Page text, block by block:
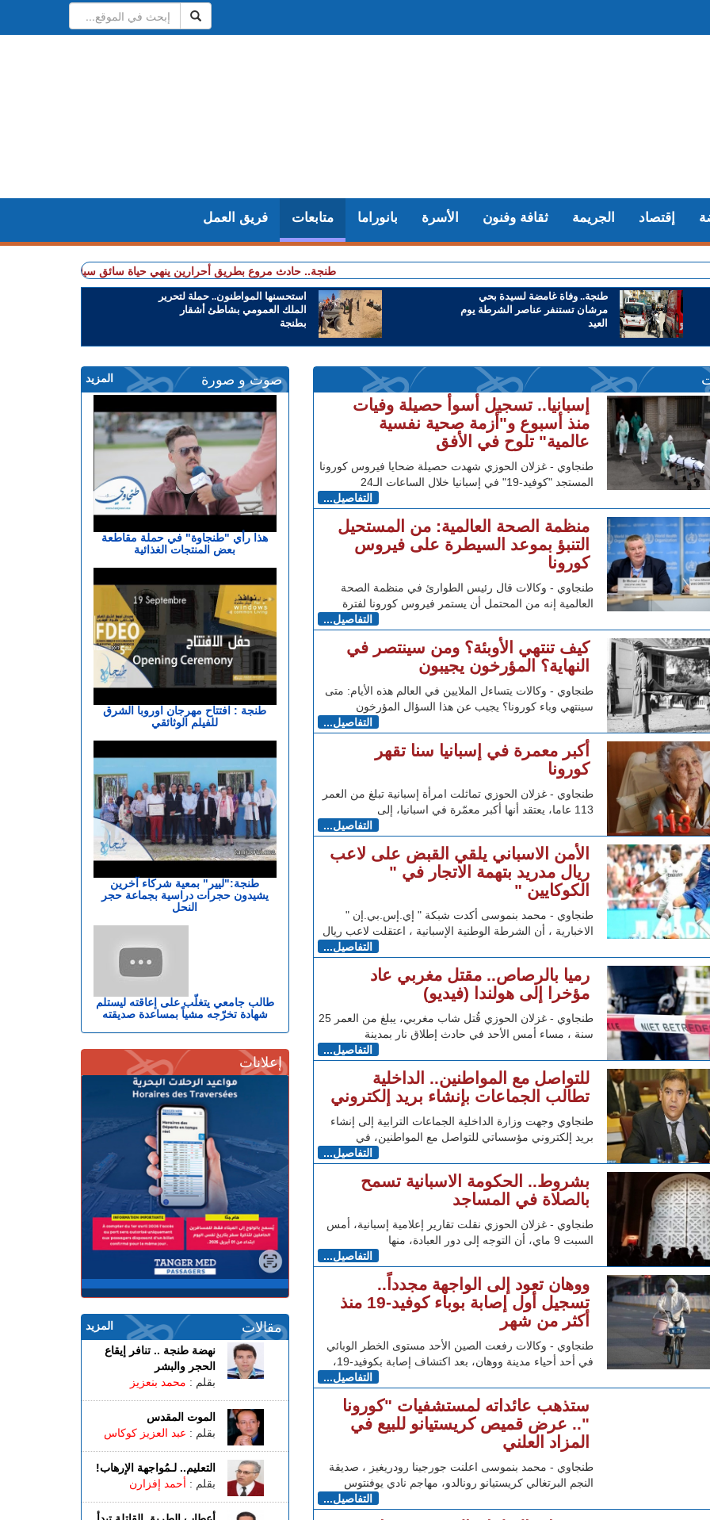
فريق العمل متابعات بانوراما الأسرة ثقافة وفنون الجريمة إقتصاد
+ طنجة.. حادث مروع بطريق أحرارين ينهي حياة سائق سيارة أجرة ويصيب آخرين
استحسنها المواطنون.. حملة لتحرير
الملك العمومي بشاطئ أشقار
بطنجة
طنجة.. وفاة غامضة لسيدة بحي
مرشان تستنفر عناصر الشرطة يوم
العيد
إسبانيا.. تسجيل أسوأ حصيلة وفيات
منذ أسبوع و"أزمة صحية نفسية
عالمية" تلوح في الأفق
طنجاوي - غزلان الحوزي شهدت حصيلة ضحايا فيروس كورونا
المستجد "كوفيد-19" في إسبانيا خلال الساعات الـ24
التفاصيل...
منظمة الصحة العالمية: من المستحيل
التنبؤ بموعد السيطرة على فيروس
كورونا
طنجاوي - وكالات قال رئيس الطوارئ في منظمة الصحة
العالمية إنه من المحتمل أن يستمر فيروس كورونا لفترة
التفاصيل...
كيف تنتهي الأوبئة؟ ومن سينتصر في
النهاية؟ المؤرخون يجيبون
طنجاوي - وكالات يتساءل الملايين في العالم هذه الأيام: متى
سينتهي وباء كورونا؟ يجيب عن هذا السؤال المؤرخون
التفاصيل...
أكبر معمرة في إسبانيا سنا تقهر
كورونا
طنجاوي - غزلان الحوزي تماثلت امرأة إسبانية تبلغ من العمر
113 عاما، يعتقد أنها أكبر معمّرة في اسبانيا، إلى
التفاصيل...
الأمن الاسباني يلقي القبض على لاعب
ريال مدريد بتهمة الاتجار في "
الكوكايين "
طنجاوي - محمد بنموسى أكدت شبكة " إي.إس.بي.إن "
الاخبارية ، أن الشرطة الوطنية الإسبانية ، اعتقلت لاعب ريال
التفاصيل...
رميا بالرصاص.. مقتل مغربي عاد
مؤخرا إلى هولندا (فيديو)
طنجاوي - غزلان الحوزي قُتل شاب مغربي، يبلغ من العمر 25
سنة ، مساء أمس الأحد في حادث إطلاق نار بمدينة
التفاصيل...
للتواصل مع المواطنين.. الداخلية
تطالب الجماعات بإنشاء بريد إلكتروني
طنجاوي وجهت وزارة الداخلية الجماعات الترابية إلى إنشاء
بريد إلكتروني مؤسساتي للتواصل مع المواطنين، في
التفاصيل...
بشروط.. الحكومة الاسبانية تسمح
بالصلاة في المساجد
طنجاوي - غزلان الحوزي نقلت تقارير إعلامية إسبانية، أمس
السبت 9 ماي، أن التوجه إلى دور العبادة، منها
التفاصيل...
ووهان تعود إلى الواجهة مجدداً..
تسجيل أول إصابة بوباء كوفيد-19 منذ
أكثر من شهر
طنجاوي - وكالات رفعت الصين الأحد مستوى الخطر الوبائي
في أحد أحياء مدينة ووهان، بعد اكتشاف إصابة بكوفيد-19،
التفاصيل...
ستذهب عائداته لمستشفيات "كورونا
".. عرض قميص كريستيانو للبيع في
المزاد العلني
طنجاوي - محمد بنموسى اعلنت جورجينا رودريغيز ، صديقة
النجم البرتغالي كريستيانو رونالدو، مهاجم نادي يوفنتوس
التفاصيل...
المزيد صوت و صورة
هذا رأي "طنجاوة" في حملة مقاطعة
بعض المنتجات الغذائية
طنجة : افتتاح مهرجان اوروبا الشرق
للفيلم الوثائقي
طنجة:"ليير" بمعية شركاء آخرين
يشيدون حجرات دراسية بجماعة حجر
النحل
طالب جامعي يتغلّب على إعاقته ليستلم
شهادة تخرّجه مشياً بمساعدة صديقته
إعلانات
المزيد مقالات
نهضة طنجة .. تنافر إيقاع
الحجر والبشر
بقلم : محمد بنعزيز
الموت المقدس
بقلم : عبد العزيز كوكاس
التعليم.. لـمُواجهة الإرهاب!
بقلم : أحمد إفزارن